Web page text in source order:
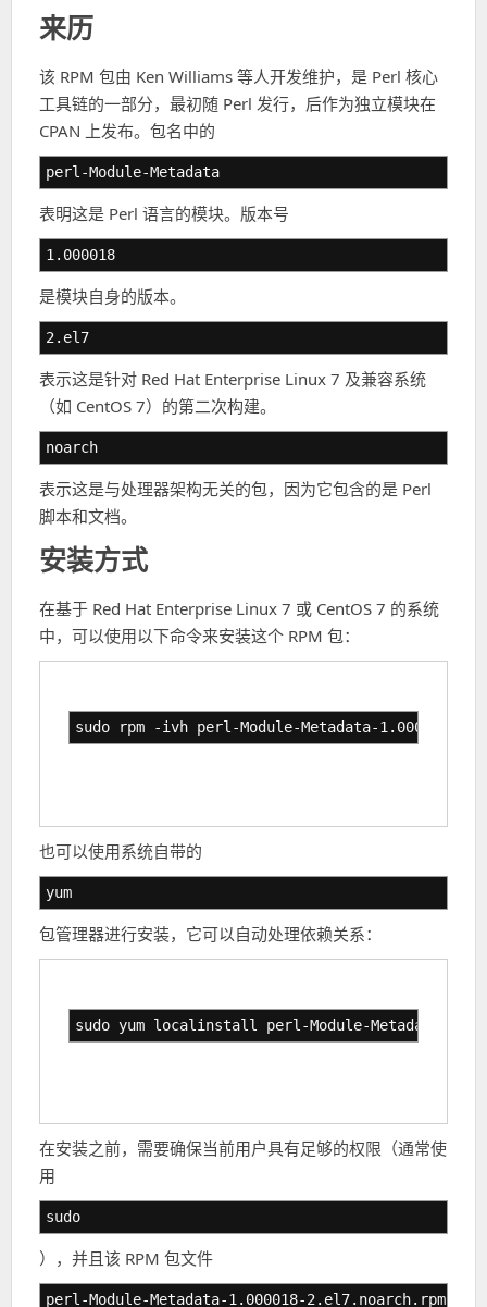
来历
该 RPM 包由 Ken Williams 等人开发维护，是 Perl 核心
工具链的一部分，最初随 Perl 发行，后作为独立模块在
CPAN 上发布。包名中的
perl-Module-Metadata
表明这是 Perl 语言的模块。版本号
1.000018
是模块自身的版本。
2.el7
表示这是针对 Red Hat Enterprise Linux 7 及兼容系统
（如 CentOS 7）的第二次构建。
noarch
表示这是与处理器架构无关的包，因为它包含的是 Perl
脚本和文档。
安装方式
在基于 Red Hat Enterprise Linux 7 或 CentOS 7 的系统
中，可以使用以下命令来安装这个 RPM 包：
sudo rpm -ivh perl-Module-Metadata-1.000018-
也可以使用系统自带的
yum
包管理器进行安装，它可以自动处理依赖关系：
sudo yum localinstall perl-Module-Metadata-
在安装之前，需要确保当前用户具有足够的权限（通常使
用
sudo
），并且该 RPM 包文件
perl-Module-Metadata-1.000018-2.el7.noarch.rpm